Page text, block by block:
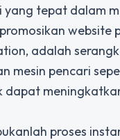
tepat dalam
website
adalah
mesin pencari
proses